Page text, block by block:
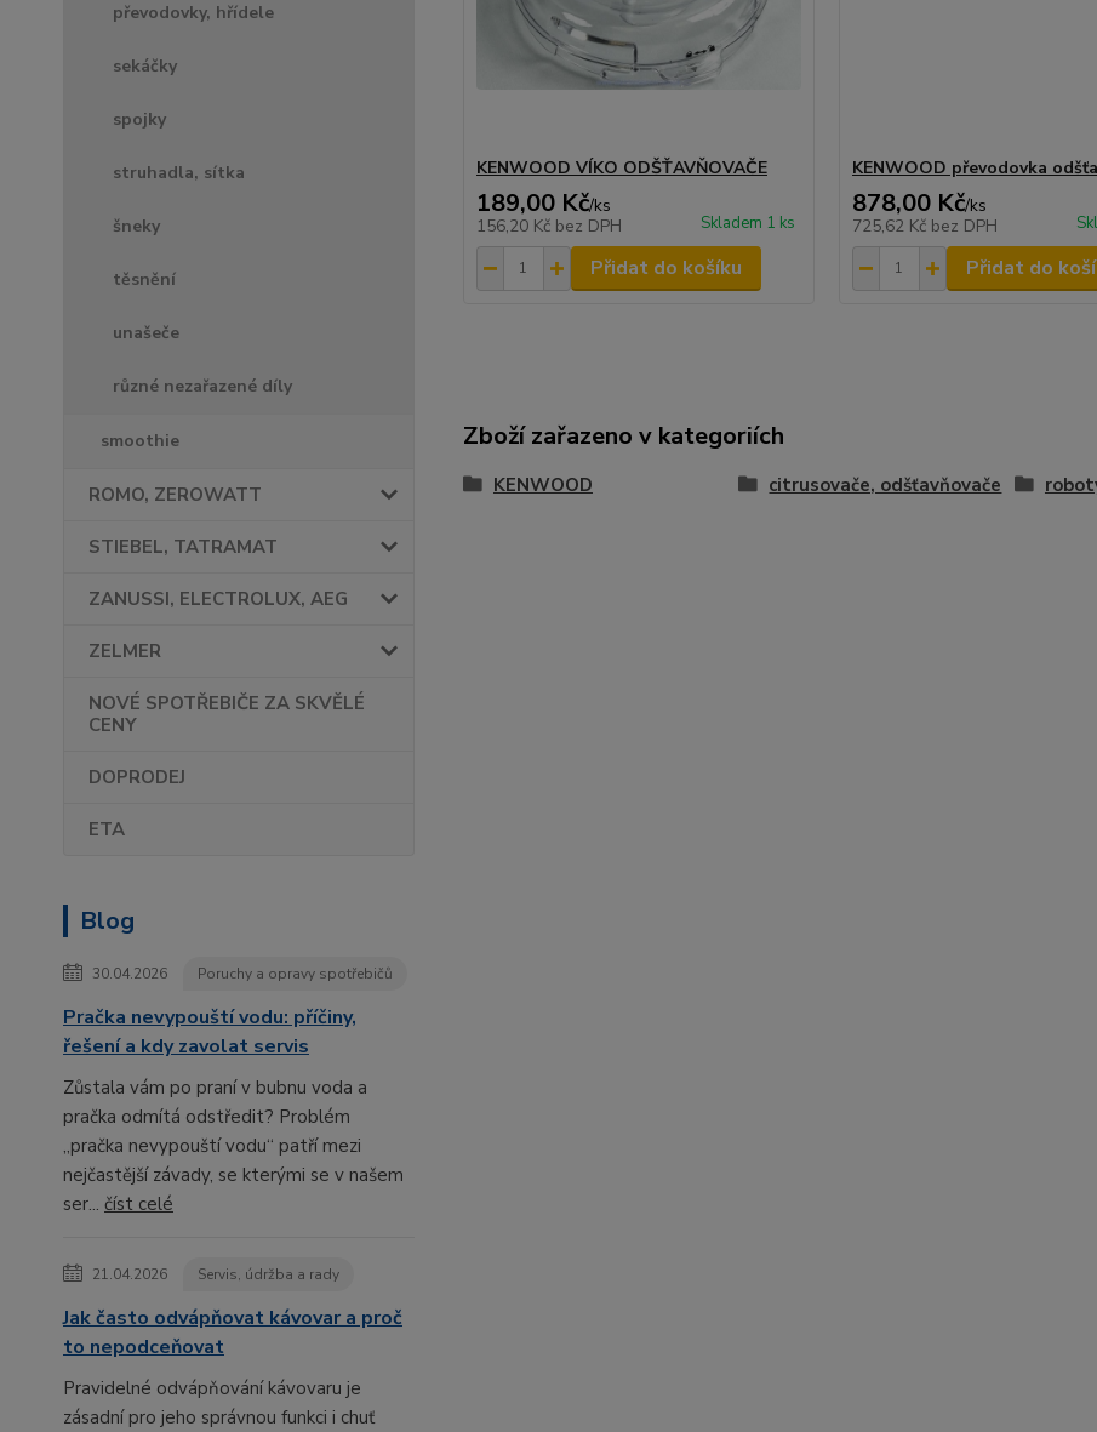
převodovky, hřídele
sekáčky
spojky
struhadla, sítka
šneky
těsnění
unašeče
různé nezařazené díly
smoothie
ROMO, ZEROWATT
STIEBEL, TATRAMAT
ZANUSSI, ELECTROLUX, AEG
ZELMER
NOVÉ SPOTŘEBIČE ZA SKVĚLÉ
CENY
DOPRODEJ
ETA
Blog
30.04.2026 Poruchy a opravy spotřebičů
Pračka nevypouští vodu: příčiny,
řešení a kdy zavolat servis
Zůstala vám po praní v bubnu voda a
pračka odmítá odstředit? Problém
„pračka nevypouští vodu“ patří mezi
nejčastější závady, se kterými se v našem
ser... číst celé
21.04.2026 Servis, údržba a rady
Jak často odvápňovat kávovar a proč
to nepodceňovat
Pravidelné odvápňování kávovaru je
zásadní pro jeho správnou funkci i chuť
KENWOOD VÍKO ODŠŤAVŇOVAČE
189,00 Kč/ks
156,20 Kč bez DPH Skladem 1 ks
Přidat do košíku
KENWOOD převodovka
878,00 Kč/ks
725,62 Kč bez DPH
Přidat do
Zboží zařazeno v kategoriích
KENWOOD citrusovače, odšťavňovače